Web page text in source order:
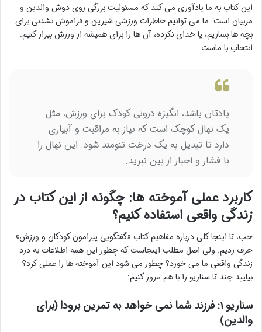
این کتاب به ما یادآوری می کند که مسئولیت بزرگی روی دوش والدین و
مربیان است. ما می توانیم خاطرات ورزشی شیرین و فراموش نشدنی برای
بچه ها بسازیم، یا خدای نکرده، آن ها را برای همیشه از ورزش بیزار کنیم.
انتخاب با ماست.
یادتان باشد، انگیزه درونی کودک برای ورزش، مثل
یک نهال کوچک است که نیاز به مراقبت و آبیاری
دارد تا تبدیل به یک درخت تنومند شود. این نهال را
با فشار و اجبار از بین نبرید.
کاربرد عملی آموخته ها: چگونه از این کتاب در
زندگی واقعی استفاده کنیم؟
خب، تا اینجا کلی درباره مفاهیم کتاب «گفتگویی پیرامون کودکان و ورزش»
حرف زدیم. ولی اصل مطلب اینجاست که چطور این همه اطلاعات به درد
زندگی واقعی ما می خورد؟ چطور می شود این آموخته ها را عملی کرد؟
بیایید چند تا سناریو را با هم مرور کنیم:
سناریو ۱: فرزند شما نمی خواهد به تمرین برود! (برای
والدین)